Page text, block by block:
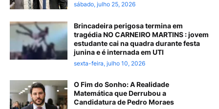
sábado, julho 25, 2026
Brincadeira perigosa termina em
tragédia NO CARNEIRO MARTINS : jovem
estudante cai na quadra durante festa
junina e é internada em UTI
sexta-feira, julho 10, 2026
O Fim do Sonho: A Realidade
Matemática que Derrubou a
Candidatura de Pedro Moraes